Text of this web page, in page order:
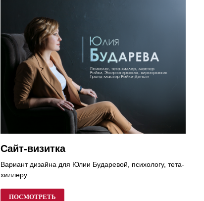
Сайт-визитка
Вариант дизайна для Юлии Бударевой, психологу, тета-
хиллеру
ПОСМОТРЕТЬ